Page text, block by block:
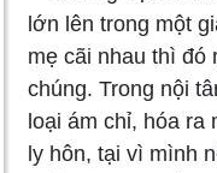
lớn lên trong một
mẹ cãi nhau thì
chúng. Trong nội
loại ám chỉ, hóa ra
ly hôn, tại vì mình